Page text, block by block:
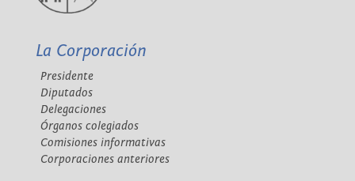
La Corporación
Presidente
Diputados
Delegaciones
Órganos colegiados
Comisiones informativas
Corporaciones anteriores